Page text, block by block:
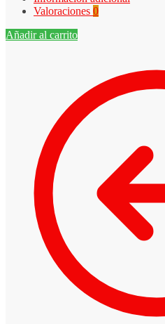
Valoraciones 0
Añadir al carrito